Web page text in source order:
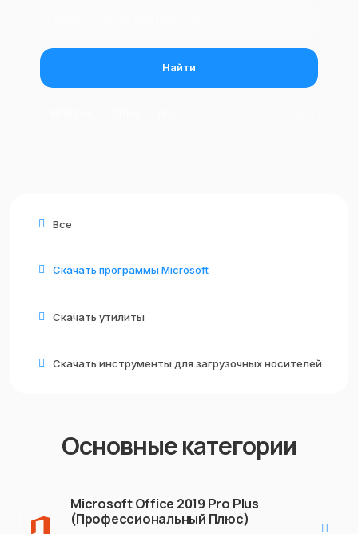
Найти
Все
Скачать программы Microsoft
Скачать утилиты
Скачать инструменты для загрузочных носителей
Основные категории
Microsoft Office 2019 Pro Plus
(Профессиональный Плюс)